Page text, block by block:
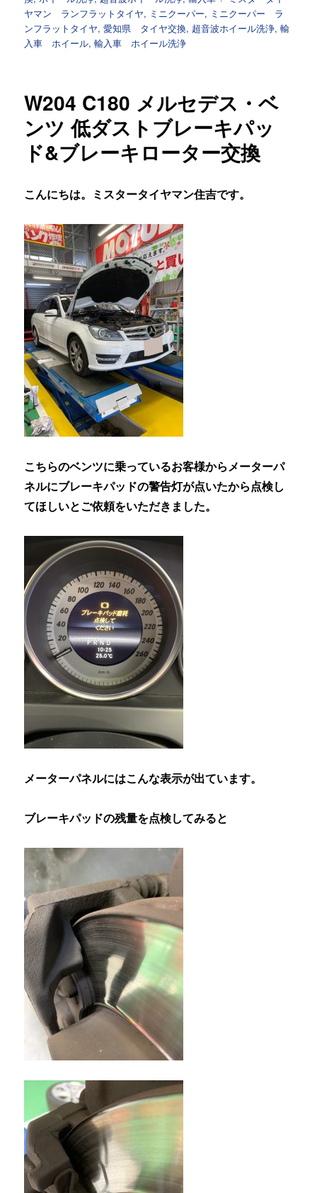
者
日:
ゴ
リ
グ
ヤマン ランフラットタイヤ, ミニクーパー, ミニクーパー ラ
ンフラットタイヤ,愛知県 タイヤ交換, 超音波ホイール洗浄,輸
入車 ホイール,輸入車 ホイール洗浄
W204 C180 メルセデス・ベ
ンツ 低ダストブレーキパッ
ド&ブレーキローター交換
こんにちは。ミスタータイヤマン住吉です。
こちらのベンツに乗っているお客様からメーターパ
ネルにブレーキパッドの警告灯が点いたから点検し
てほしいとご依頼をいただきました。
メーターパネルにはこんな表示が出ています。
ブレーキパッドの残量を点検してみると